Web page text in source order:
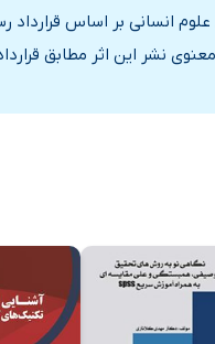
انسانی بر اساس
نشر این اثر مطابق